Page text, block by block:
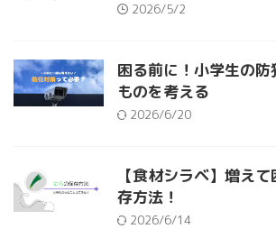
2026/5/2
困る前に！小学生の
ものを考える
2026/6/20
【食材シラベ】増え
存方法！
2026/6/14